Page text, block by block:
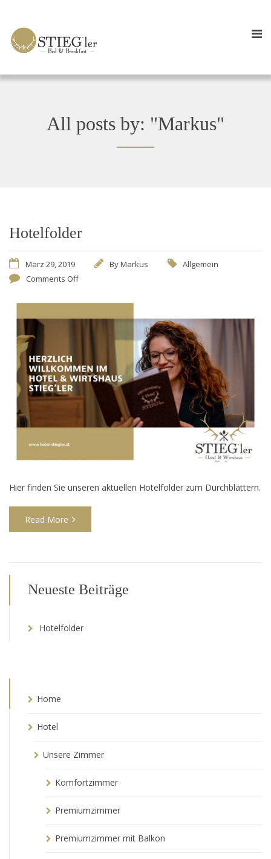
All posts by: "Markus"
Hotelfolder
März 29, 2019 ByMarkus
Allgemein
Comments Off
Hier finden Sie unseren aktuellen Hotelfolder zum Durchblättern.
Read More
Neueste Beiträge
Hotelfolder
Home
Hotel
Unsere Zimmer
Komfortzimmer
Premiumzimmer
Premiumzimmer mit Balkon